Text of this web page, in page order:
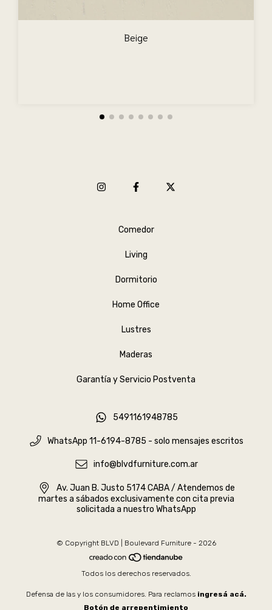
Beige
Comedor
Living
Dormitorio
Home Office
Lustres
Maderas
Garantía y Servicio Postventa
5491161948785
WhatsApp 11-6194-8785 - solo mensajes escritos
info@blvdfurniture.com.ar
Av. Juan B. Justo 5174 CABA / Atendemos de
martes a sábados exclusivamente con cita previa
solicitada a nuestro WhatsApp
© Copyright BLVD | Boulevard Furniture - 2026
Todos los derechos reservados.
Defensa de las y los consumidores. Para reclamos ingresá acá.
Botón de arrepentimiento